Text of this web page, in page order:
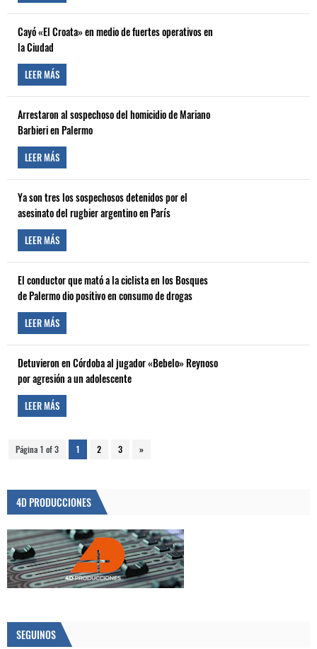
Cayó «El Croata» en medio de fuertes operativos en
la Ciudad
LEER MÁS
Arrestaron al sospechoso del homicidio de Mariano
Barbieri en Palermo
LEER MÁS
Ya son tres los sospechosos detenidos por el
asesinato del rugbier argentino en París
LEER MÁS
El conductor que mató a la ciclista en los Bosques
de Palermo dio positivo en consumo de drogas
LEER MÁS
Detuvieron en Córdoba al jugador «Bebelo» Reynoso
por agresión a un adolescente
LEER MÁS
Página 1 of 3 1 2 3 »
4D PRODUCCIONES
SEGUINOS